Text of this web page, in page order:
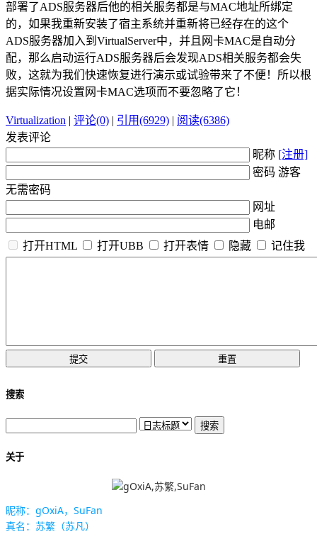
部署了ADS服务器后他的相关服务都是与MAC地址所绑定
的，如果我重新安装了宿主系统并重新将已经存在的这个
ADS服务器加入到VirtualServer中，并且网卡MAC是自动分
配，那么启动运行ADS服务器后会发现ADS相关服务都会失
败，这就为我们快速恢复进行演示或试验带来了不便！所以根
据实际情况设置网卡MAC选项而不要忽略了它！
Virtualization | 评论(0) | 引用(6929) | 阅读(6386)
发表评论
昵称 [注册]
密码 游客
无需密码
网址
电邮
打开HTML
打开UBB 打开表情 隐藏 记住我
搜索
关于
昵称：gOxiA，SuFan
真名：苏繁（苏凡）